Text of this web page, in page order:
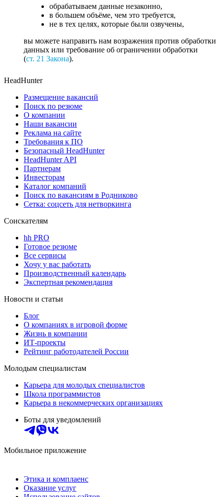
обрабатываем данные незаконно,
в большем объёме, чем это требуется,
не в тех целях, которые были озвучены,
вы можете направить нам возражения против обработки
данных или требование об ограничении обработки
(ст. 21 Закона).
HeadHunter
Размещение вакансий
Поиск по резюме
О компании
Наши вакансии
Реклама на сайте
Требования к ПО
Безопасный HeadHunter
HeadHunter API
Партнерам
Инвесторам
Каталог компаний
Поиск по вакансиям в Родниково
Сетка: соцсеть для нетворкинга
Соискателям
hh PRO
Готовое резюме
Все сервисы
Хочу у вас работать
Производственный календарь
Экспертная рекомендация
Новости и статьи
Блог
О компаниях в игровой форме
Жизнь в компании
ИТ-проекты
Рейтинг работодателей России
Молодым специалистам
Карьера для молодых специалистов
Школа программистов
Карьера в некоммерческих организациях
Боты для уведомлений
Мобильное приложение
Этика и комплаенс
Оказание услуг